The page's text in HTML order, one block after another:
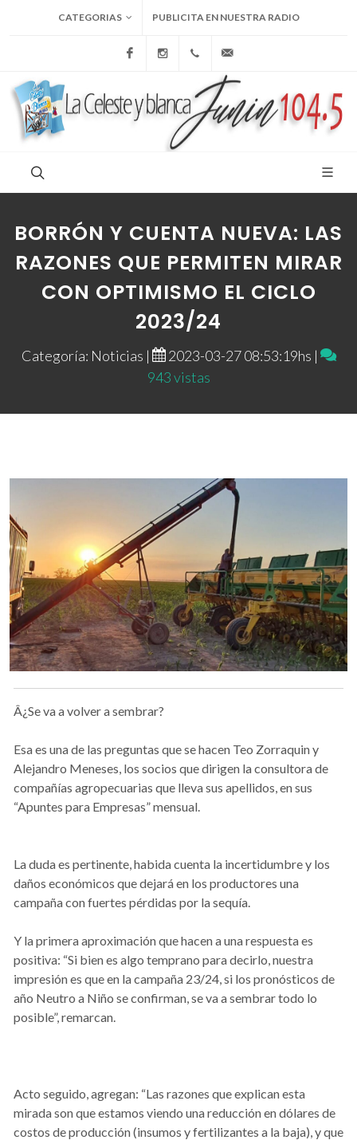
CATEGORIAS PUBLICITA EN NUESTRA RADIO
FacebookInstagram+54 9 236 465-4833
BORRÓN Y CUENTA NUEVA: LAS
RAZONES QUE PERMITEN MIRAR
CON OPTIMISMO EL CICLO
2023/24
Categoría: Noticias |
2023-03-27 08:53:19hs |
943 vistas
Â¿Se va a volver a sembrar?
Esa es una de las preguntas que se hacen Teo Zorraquin y
Alejandro Meneses, los socios que dirigen la consultora de
compañías agropecuarias que lleva sus apellidos, en sus
“Apuntes para Empresas” mensual.
La duda es pertinente, habida cuenta la incertidumbre y los
daños económicos que dejará en los productores una
campaña con fuertes pérdidas por la sequía.
Y la primera aproximación que hacen a una respuesta es
positiva: “Si bien es algo temprano para decirlo, nuestra
impresión es que en la campaña 23/24, si los pronósticos de
año Neutro a Niño se confirman, se va a sembrar todo lo
posible”, remarcan.
Acto seguido, agregan: “Las razones que explican esta
mirada son que estamos viendo una reducción en dólares de
costos de producción (insumos y fertilizantes a la baja), y que